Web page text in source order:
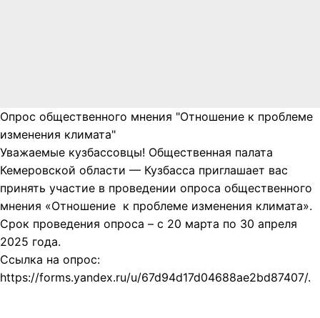
Опрос общественного мнения "Отношение к проблеме
изменения климата"
Уважаемые кузбассовцы! Общественная палата
Кемеровской области — Кузбасса приглашает вас
принять участие в проведении опроса общественного
мнения «Отношение к проблеме изменения климата».
Срок проведения опроса – с 20 марта по 30 апреля
2025 года.
Ссылка на опрос:
https://forms.yandex.ru/u/67d94d17d04688ae2bd87407/.